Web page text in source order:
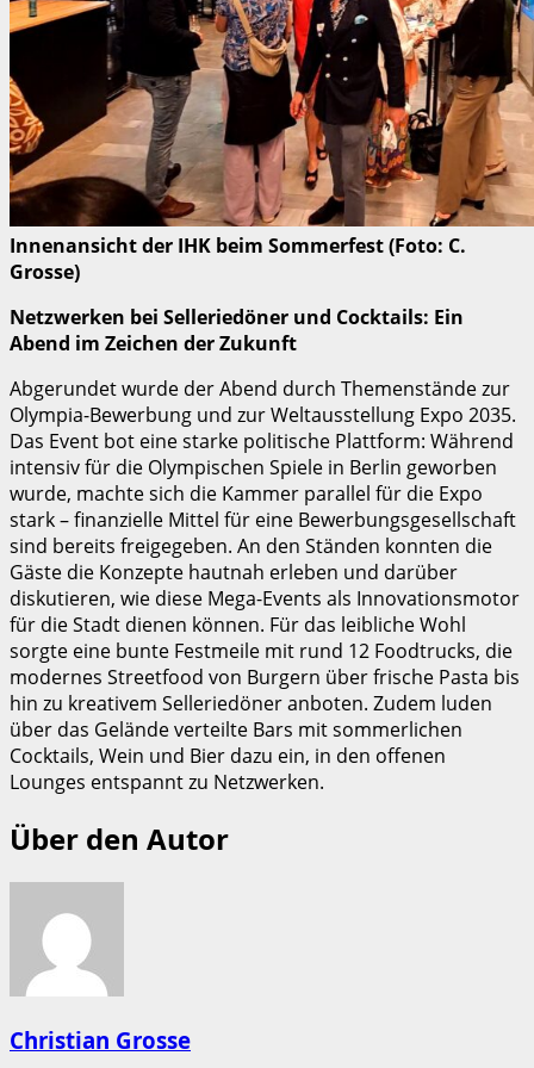
Innenansicht der IHK beim Sommerfest (Foto: C.
Grosse)
Netzwerken bei Selleriedöner und Cocktails: Ein
Abend im Zeichen der Zukunft
Abgerundet wurde der Abend durch Themenstände zur
Olympia-Bewerbung und zur Weltausstellung Expo 2035.
Das Event bot eine starke politische Plattform: Während
intensiv für die Olympischen Spiele in Berlin geworben
wurde, machte sich die Kammer parallel für die Expo
stark – finanzielle Mittel für eine Bewerbungsgesellschaft
sind bereits freigegeben. An den Ständen konnten die
Gäste die Konzepte hautnah erleben und darüber
diskutieren, wie diese Mega-Events als Innovationsmotor
für die Stadt dienen können. Für das leibliche Wohl
sorgte eine bunte Festmeile mit rund 12 Foodtrucks, die
modernes Streetfood von Burgern über frische Pasta bis
hin zu kreativem Selleriedöner anboten. Zudem luden
über das Gelände verteilte Bars mit sommerlichen
Cocktails, Wein und Bier dazu ein, in den offenen
Lounges entspannt zu Netzwerken.
Über den Autor
Christian Grosse